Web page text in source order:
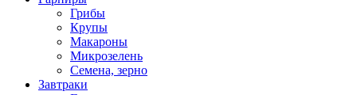
Грибы
Крупы
Макароны
Микрозелень
Семена, зерно
Завтраки